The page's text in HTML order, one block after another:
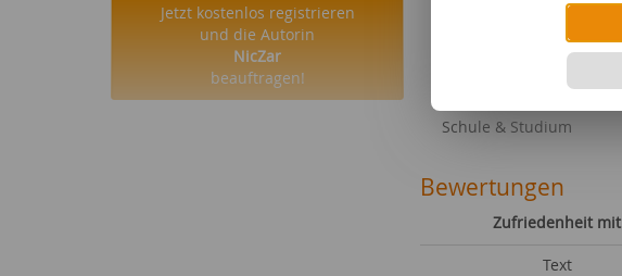
Jetzt kostenlos registrieren
und die Autorin
NicZar
beauftragen!
Gesundheit & Kosmetik
Haus & Wohnung
Schule & Studium
Bewertungen
Zufriedenheit mit
Text